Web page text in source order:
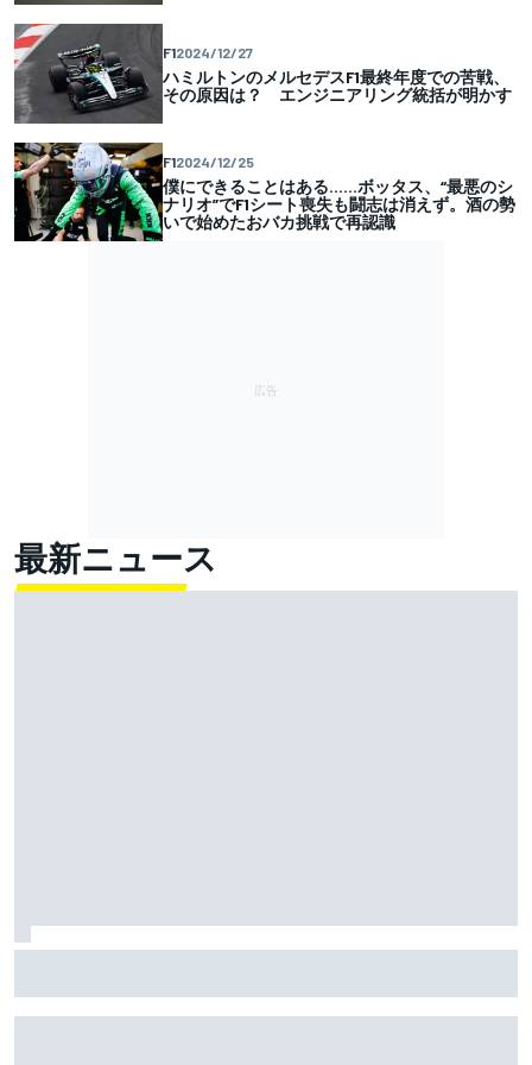
F12024/12/27
ハミルトンのメルセデスF1最終年度での苦戦、
その原因は？ エンジニアリング統括が明かす
F12024/12/25
僕にできることはある……ボッタス、“最悪のシ
ナリオ”でF1シート喪失も闘志は消えず。酒の勢
いで始めたおバカ挑戦で再認識
最新ニュース